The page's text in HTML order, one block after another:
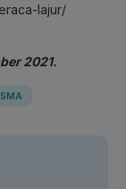
lajur/
2021.
SMA